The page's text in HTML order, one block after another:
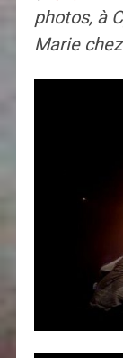
photos, à
Marie